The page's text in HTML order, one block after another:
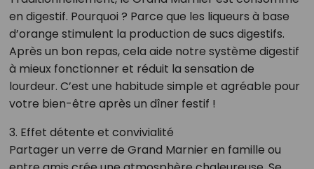
en digestif. Pourquoi ? Parce que les liqueurs à base
d’orange stimulent la production de sucs digestifs.
Après un bon repas, cela aide notre système digestif
à mieux fonctionner et réduit la sensation de
lourdeur. C’est une habitude simple et agréable pour
votre bien-être après un dîner festif !
3. Effet détente et convivialité
Partager un verre de Grand Marnier en famille ou